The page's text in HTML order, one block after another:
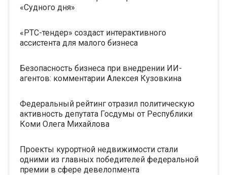
«Судного дня»
«РТС-тендер» создаст интерактивного
ассистента для малого бизнеса
Безопасность бизнеса при внедрении ИИ-
агентов: комментарии Алексея Кузовкина
Федеральный рейтинг отразил политическую
активность депутата Госдумы от Республики
Коми Олега Михайлова
Проекты курортной недвижимости стали
одними из главных победителей федеральной
премии в сфере девелопмента